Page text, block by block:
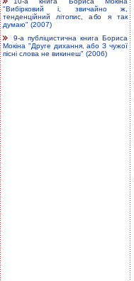
"Вибірковий і, звичайно ж,
тенденційний літопис, або я так
думаю" (2007)
9-а публіцистична книга Бориса
Мокіна "Друге дихання, або З чужої
пісні слова не викинеш" (2006)